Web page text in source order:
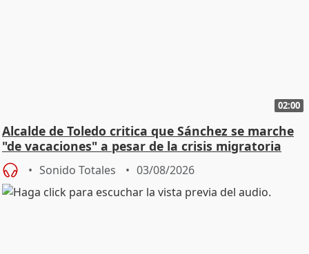
02:00
Alcalde de Toledo critica que Sánchez se marche
"de vacaciones" a pesar de la crisis migratoria
Sonido Totales 03/08/2026